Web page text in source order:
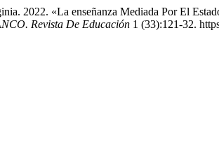
2022. «La enseñanza Mediada Por El
Revista De Educación 1 (33):121-32.